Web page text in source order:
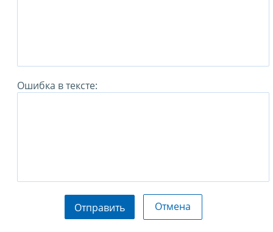
Ошибка в тексте:
Отправить Отмена